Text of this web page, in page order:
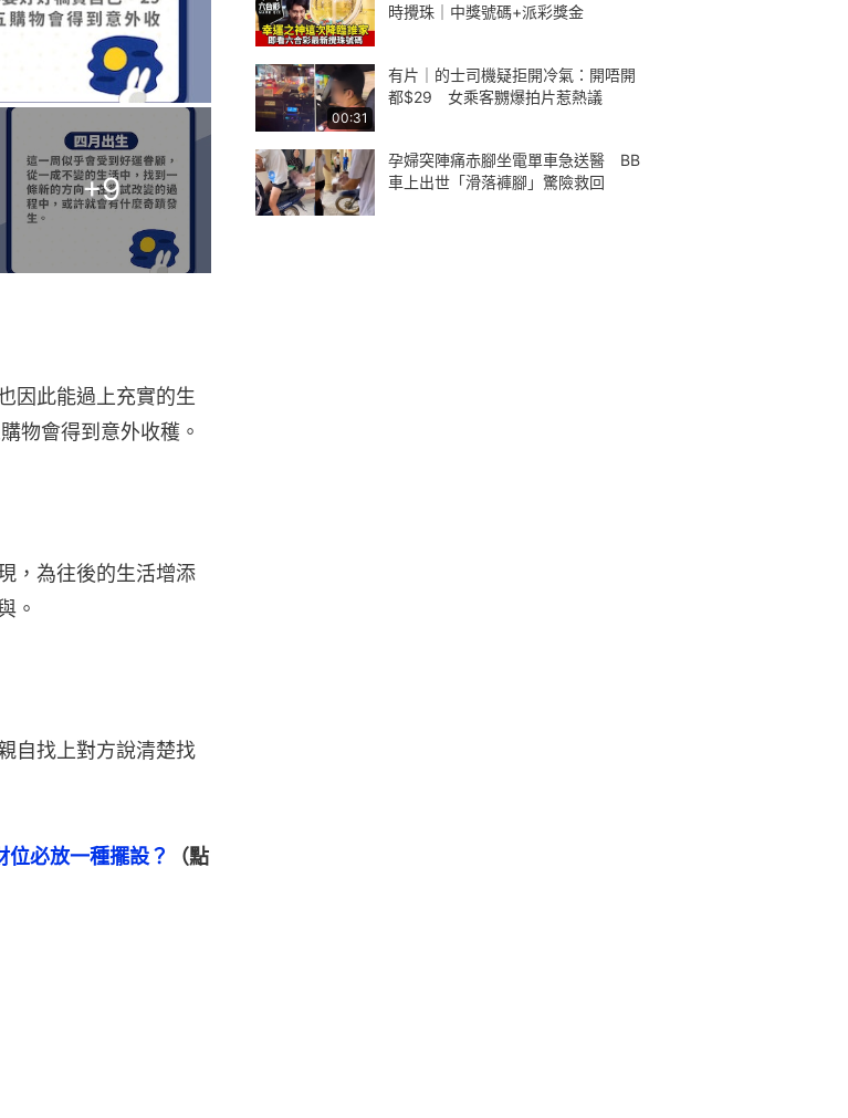
+9
因此能過上充實的生
物會得到意外收穫。
，為往後的生活增添
。
自找上對方說清楚找
必放一種擺設？
（點
時攪珠｜中獎號碼+派彩獎金
00:31
有片｜的士司機疑拒開冷氣：開唔開
都$29 女乘客嬲爆拍片惹熱議
孕婦突陣痛赤腳坐電單車急送醫 BB
車上出世「滑落褲腳」驚險救回